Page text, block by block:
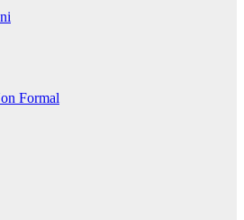
Formal